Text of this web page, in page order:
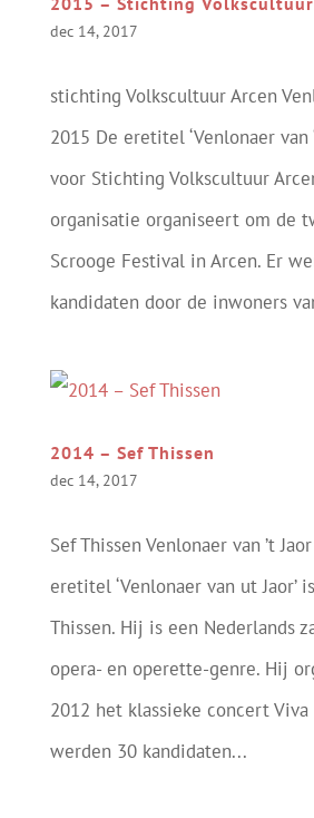
dec 14, 2017
stichting Volkscultuur Arcen
2015 De eretitel ‘Venlonaer van
voor Stichting Volkscultuur
organisatie organiseert om de
Scrooge Festival in Arcen. Er
kandidaten door de inwoners
2014 – Sef Thissen
dec 14, 2017
Sef Thissen Venlonaer van ’t
eretitel ‘Venlonaer van ut Jaor’
Thissen. Hij is een Nederlands
opera- en operette-genre. Hij
2012 het klassieke concert Viva
werden 30 kandidaten...